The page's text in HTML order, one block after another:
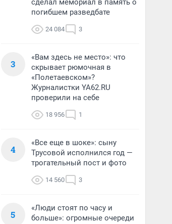
сделал мемориал в память о
погибшем разведбате
24 084 3
3
«Вам здесь не место»: что
скрывает рюмочная в
«Полетаевском»?
Журналистки YA62.RU
проверили на себе
18 956 1
4
«Все еще в шоке»: сыну
Трусовой исполнился год —
трогательный пост и фото
14 560 3
5
«Люди стоят по часу и
больше»: огромные очереди